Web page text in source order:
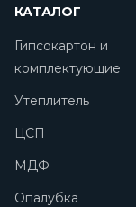
КАТАЛОГ
Гипсокартон и
комплектующие
Утеплитель
ЦСП
МДФ
Опалубка